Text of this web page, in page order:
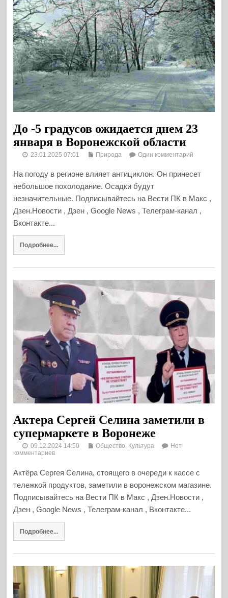
До -5 градусов ожидается днем 23
января в Воронежской области
23.01.2025 07:01 Природа Один комментарий
На погоду в регионе влияет антициклон. Он принесет
небольшое похолодание. Осадки будут
незначительные. Подписывайтесь на Вести ПК в Макс ,
Дзен.Новости , Дзен , Google News , Телеграм-канал ,
Вконтакте...
Подробнее...
Актера Сергей Селина заметили в
супермаркете в Воронеже
09.12.2024 14:50 Общество. Культура
Нет
комментариев
Актёра Сергея Селина, стоящего в очереди к кассе с
тележкой продуктов, заметили в воронежском магазине.
Подписывайтесь на Вести ПК в Макс , Дзен.Новости ,
Дзен , Google News , Телеграм-канал , Вконтакте...
Подробнее...